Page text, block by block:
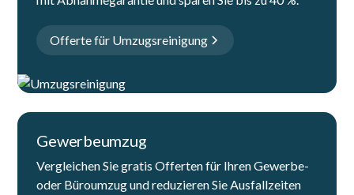
Offerte für Umzugsreinigung
Gewerbeumzug
Vergleichen Sie gratis Offerten für Ihren Gewerbe-
oder Büroumzug und reduzieren Sie Ausfallzeiten